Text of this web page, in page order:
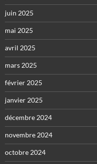
juin 2025
mai 2025
avril 2025
mars 2025
février 2025
janvier 2025
décembre 2024
novembre 2024
octobre 2024